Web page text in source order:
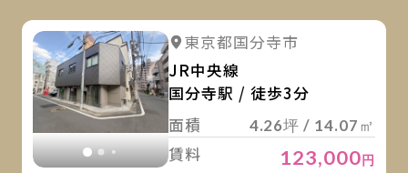
詳細を見る
東京都国分寺市
JR中央線
国分寺駅 / 徒歩3分
面積
4.26坪 / 14.07㎡
賃料 123,000円